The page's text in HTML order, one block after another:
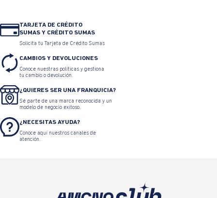
TARJETA DE CRÉDITO
SUMAS Y CRÉDITO SUMAS
Solicita tu Tarjeta de Crédito Sumas
CAMBIOS Y DEVOLUCIONES
Conoce nuestras políticas y gestiona
tu cambio o devolución.
¿QUIERES SER UNA FRANQUICIA?
Sé parte de una marca reconocida y un
modelo de negocio exitoso.
¿NECESITAS AYUDA?
Conoce aquí nuestros canales de
atención.